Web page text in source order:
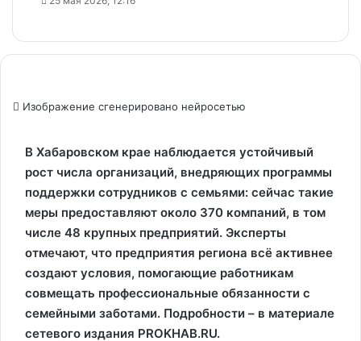
Изображение сгенерировано нейросетью
В Хабаровском крае наблюдается устойчивый
рост числа организаций, внедряющих программы
поддержки сотрудников с семьями: сейчас такие
меры предоставляют около 370 компаний, в том
числе 48 крупных предприятий. Эксперты
отмечают, что предприятия региона всё активнее
создают условия, помогающие работникам
совмещать профессиональные обязанности с
семейными заботами. Подробности – в материале
сетевого издания PROKHAB.RU.